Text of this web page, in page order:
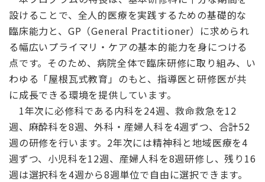
設けることで、全人的医療を実践するための基礎的な
臨床能力と、GP（General Practitioner）に求められ
る幅広いプライマリ・ケアの基本的能力を身につける
点です。そのため、病院全体で臨床研修に取り組み、い
わゆる「屋根瓦式教育」のもと、指導医と研修医が共
に成長できる環境を提供しています。
1年次に必修科である内科を24週、救命救急を12
週、麻酔科を8週、外科・産婦人科を4週ずつ、合計52
週の研修を行います。2年次には精神科と地域医療を4
週ずつ、小児科を12週、産婦人科を8週研修し、残り16
週は選択科を4週から8週単位で自由に選択できます。